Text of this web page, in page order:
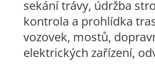
sekání trávy, údržba
kontrola a prohlídka
vozovek, mostů,
elektrických zařízení,